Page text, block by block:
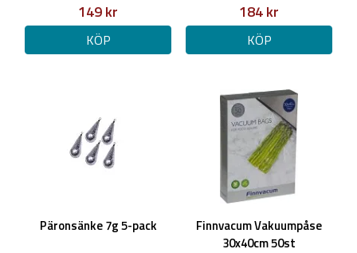
149 kr
KÖP
184 kr
KÖP
Päronsänke 7g 5-pack
Finnvacum Vakuumpåse
30x40cm 50st